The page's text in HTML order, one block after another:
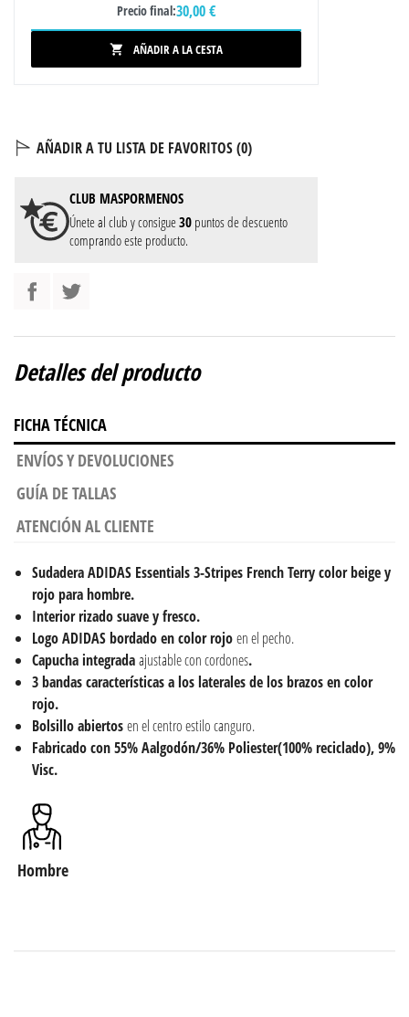
Precio final:30,00 €
 AÑADIR A LA CESTA
AÑADIR A TU LISTA DE FAVORITOS (0)
CLUB MASPORMENOS
Únete al club y consigue30 puntos de descuento
comprando este producto.
Detalles del producto
FICHA TÉCNICA
ENVÍOS Y DEVOLUCIONES
GUÍA DE TALLAS
ATENCIÓN AL CLIENTE
SudaderaADIDAS Essentials 3-Stripes French Terry color beige y
rojo para hombre.
Interior rizado suave y fresco.
Logo ADIDAS bordado en color rojoen el pecho.
Capucha integradaajustable con cordones.
3 bandas características a los laterales de los brazos en color
rojo.
Bolsillo abiertosen el centro estilo canguro.
Fabricado con 55% Aalgodón/36% Poliester(100% reciclado), 9%
Visc.
Hombre